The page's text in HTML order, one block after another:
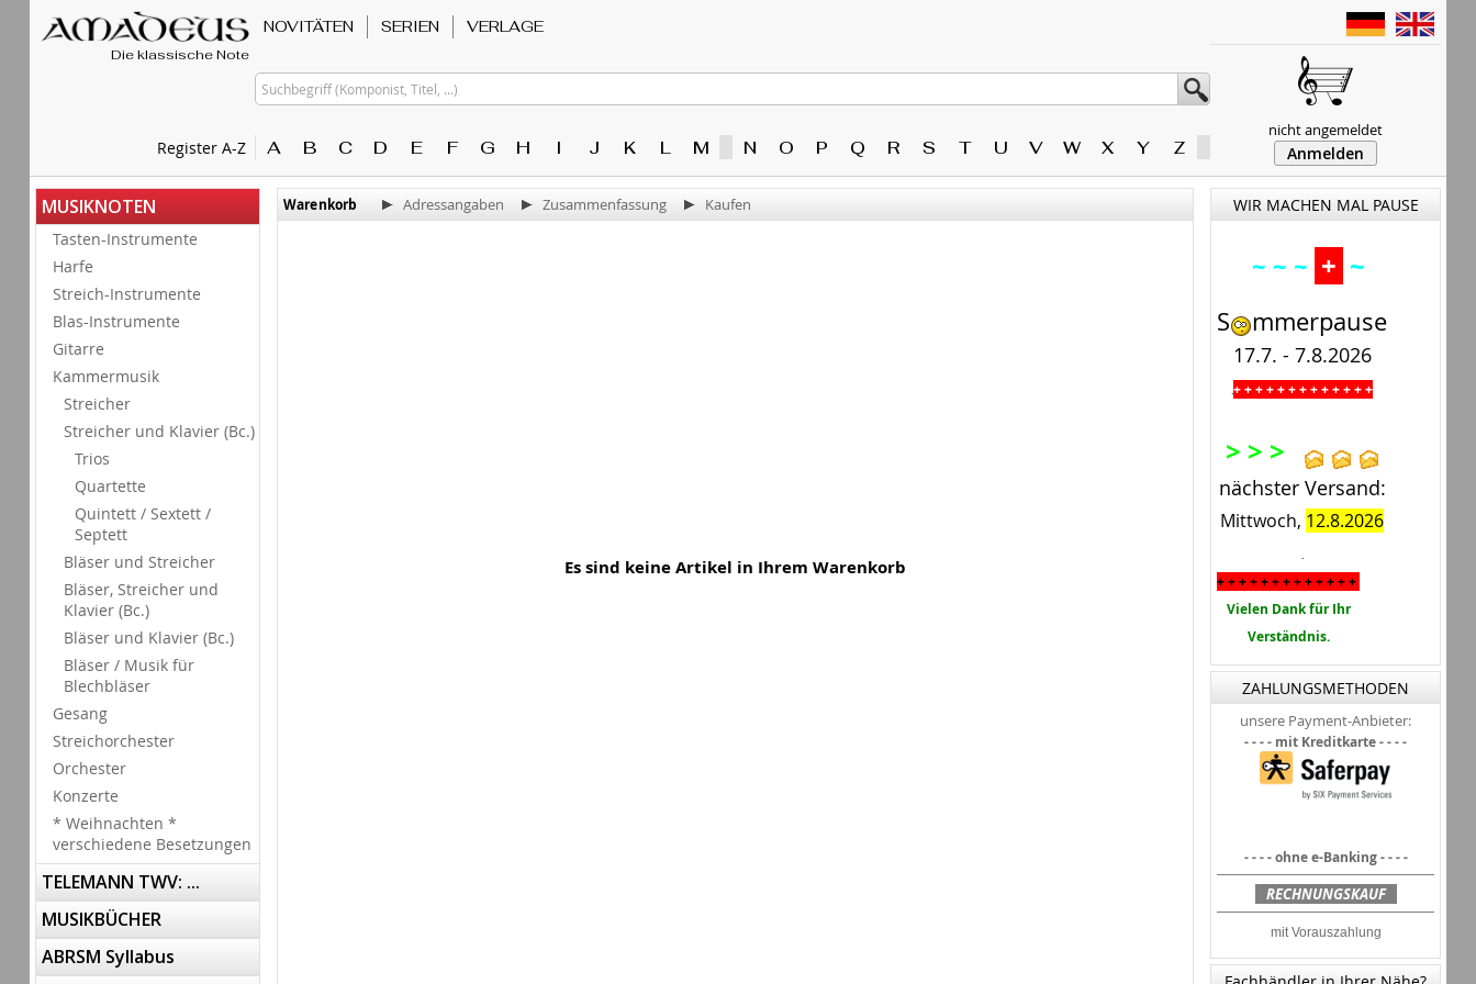
Die klassische Note
Register A-Z
NOVITÄTEN SERIEN VERLAGE
Suchbegriff (Komponist, Titel, ...)
A B C D E F G H I J K L M N O P Q R S T U V W X Y Z
nicht angemeldet
Anmelden
MUSIKNOTEN
Tasten-Instrumente
Harfe
Streich-Instrumente
Blas-Instrumente
Gitarre
Kammermusik
Streicher
Streicher und Klavier (Bc.)
Trios
Quartette
Quintett / Sextett /
Septett
Bläser und Streicher
Bläser, Streicher und
Klavier (Bc.)
Bläser und Klavier (Bc.)
Bläser / Musik für
Blechbläser
Gesang
Streichorchester
Orchester
Konzerte
* Weihnachten *
verschiedene Besetzungen
TELEMANN TWV: ...
MUSIKBÜCHER
ABRSM Syllabus
Warenkorb Adressangaben Zusammenfassung Kaufen
Es sind keine Artikel in Ihrem Warenkorb
WIR MACHEN MAL PAUSE
~ ~ ~ + ~
S mmerpause
17.7. - 7.8.2026
.+ + + + + + + + + + + + +
> > >
nächster Versand:
Mittwoch, 12.8.2026
.
+ + + + + + + + + + + + +
Vielen Dank für Ihr
Verständnis.
ZAHLUNGSMETHODEN
unsere Payment-Anbieter:
- - - - mit Kreditkarte - - - -
- - - - ohne e-Banking - - - -
RECHNUNGSKAUF
mit Vorauszahlung